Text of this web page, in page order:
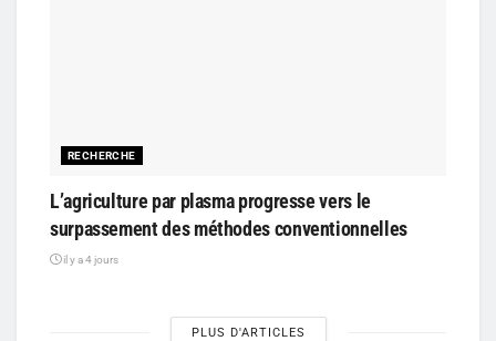
RECHERCHE
L’agriculture par plasma progresse vers le
surpassement des méthodes conventionnelles
il y a 4 jours
PLUS D'ARTICLES